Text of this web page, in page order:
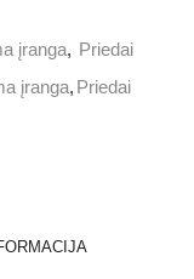
įranga, Priedai
įranga, Priedai